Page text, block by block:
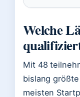
Welche
Mit 48
bislang
meisten